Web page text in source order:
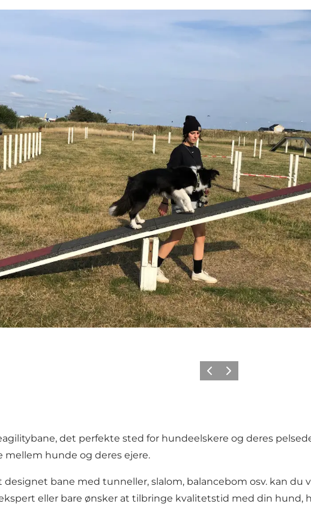
ForrigeNeste
det perfekte sted for hundeelskere og deres
mellem hunde og deres ejere.
bane med tunneller, slalom, balancebom osv. kan
eller bare ønsker at tilbringe kvalitetstid med din hund,